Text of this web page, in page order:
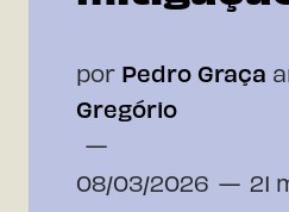
por Pedro Graça
Gregório
08/03/2026 21